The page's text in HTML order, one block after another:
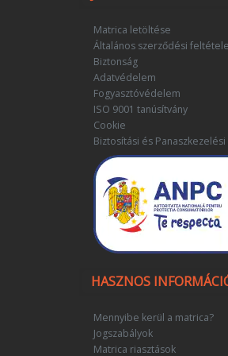
Matrica letöltése
Általános szerződési
Biztonság
Adatvédelem
Fogyasztóvédelem
ISO 9001 tanúsítvány
Cookie
Biztosítási és
HASZNOS
Mennyibe kerül a matrica?
Jogszabályok
Matrica riasztások